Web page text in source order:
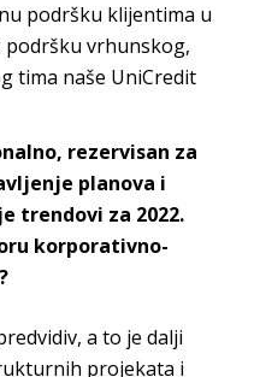
podršku klijentima u
podršku vrhunskog,
tima naše UniCredit
rezervisan za
planova i
trendovi za 2022.
korporativno-
a to je dalji
projekata i